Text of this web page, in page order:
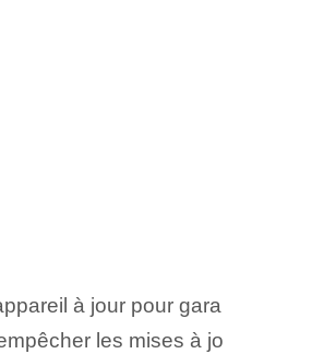
à jour pour gara
les mises à jo